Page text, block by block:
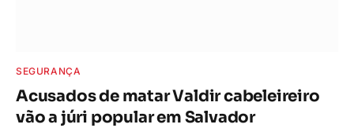
SEGURANÇA
Acusados de matar Valdir cabeleireiro
vão a júri popular em Salvador